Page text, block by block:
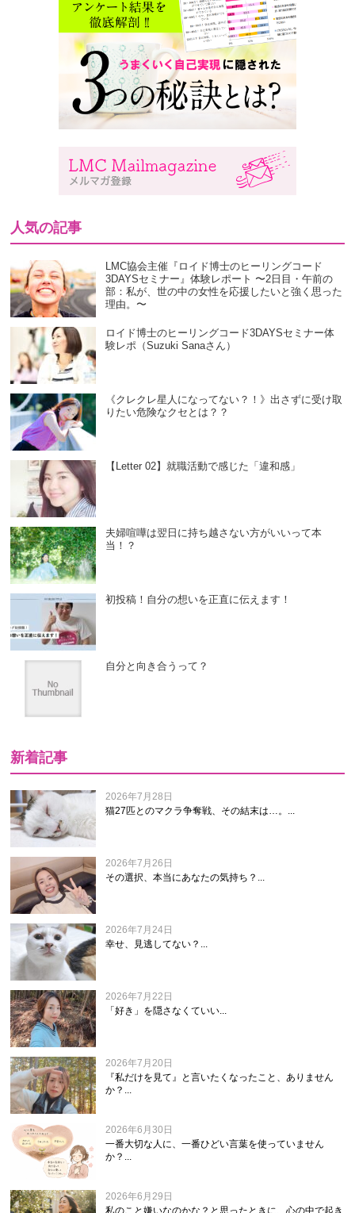
人気の記事
LMC協会主催『ロイド博士のヒーリングコード
3DAYSセミナー』体験レポート 〜2日目・午前の
部：私が、世の中の女性を応援したいと強く思った
理由。〜
ロイド博士のヒーリングコード3DAYSセミナー体
験レポ（Suzuki Sanaさん）
《クレクレ星人になってない？！》出さずに受け取
りたい危険なクセとは？？
【Letter 02】就職活動で感じた「違和感」
夫婦喧嘩は翌日に持ち越さない方がいいって本
当！？
初投稿！自分の想いを正直に伝えます！
自分と向き合うって？
新着記事
2026年7月28日
猫27匹とのマクラ争奪戦、その結末は…。...
2026年7月26日
その選択、本当にあなたの気持ち？...
2026年7月24日
幸せ、見逃してない？...
2026年7月22日
「好き」を隠さなくていい...
2026年7月20日
『私だけを見て』と言いたくなったこと、ありません
か？...
2026年6月30日
一番大切な人に、一番ひどい言葉を使っていません
か？...
2026年6月29日
私のこと嫌いなのかな？と思ったときに、心の中で起き